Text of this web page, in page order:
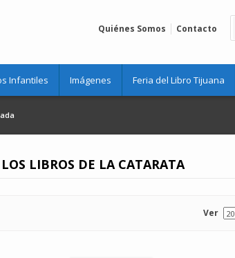
Quiénes Somos Contacto
Infantiles Imágenes Feria del Libro Tijuana
LIBROS DE LA CATARATA
Ver